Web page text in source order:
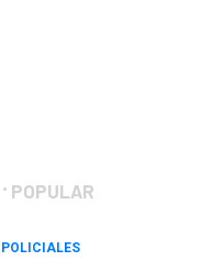
POPULAR
POLICIALES